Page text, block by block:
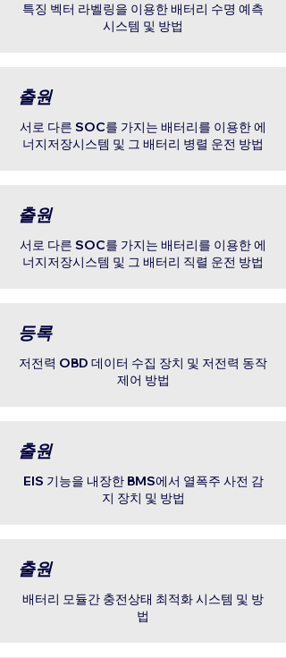
특징 벡터 라벨링을 이용한 배터리 수명 예측
시스템 및 방법
출원
서로 다른 SOC를 가지는 배터리를 이용한 에
너지저장시스템 및 그 배터리 병렬 운전 방법
​출원
서로 다른 SOC를 가지는 배터리를 이용한 에
너지저장시스템 및 그 배터리 직렬 운전 방법
등록
저전력 OBD 데이터 수집 장치 및 저전력 동작
제어 방법
출원
EIS 기능을 내장한 BMS에서 열폭주 사전 감
지 장치 및 방법
출원
배터리 모듈간 충전상태 최적화 시스템 및 방
법